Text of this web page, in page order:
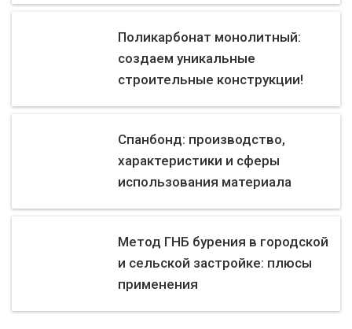
Поликарбонат монолитный:
создаем уникальные
строительные конструкции!
Спанбонд: производство,
характеристики и сферы
использования материала
Метод ГНБ бурения в городской
и сельской застройке: плюсы
применения